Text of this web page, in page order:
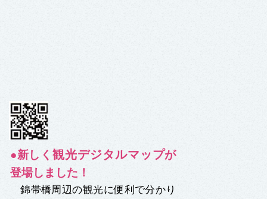
●新しく観光デジタルマップが
登場しました！
錦帯橋周辺の観光に便利で分かり